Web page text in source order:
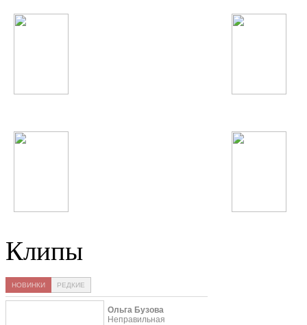
Клипы
НОВИНКИ РЕДКИЕ
Ольга Бузова
Неправильная